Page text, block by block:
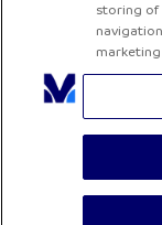
storing of